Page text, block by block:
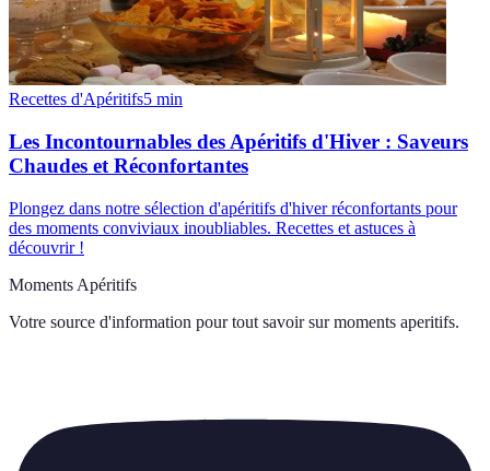
Recettes d'Apéritifs5 min
Les Incontournables des Apéritifs d'Hiver : Saveurs
Chaudes et Réconfortantes
Plongez dans notre sélection d'apéritifs d'hiver réconfortants pour
des moments conviviaux inoubliables. Recettes et astuces à
découvrir !
Moments Apéritifs
Votre source d'information pour tout savoir sur moments aperitifs.